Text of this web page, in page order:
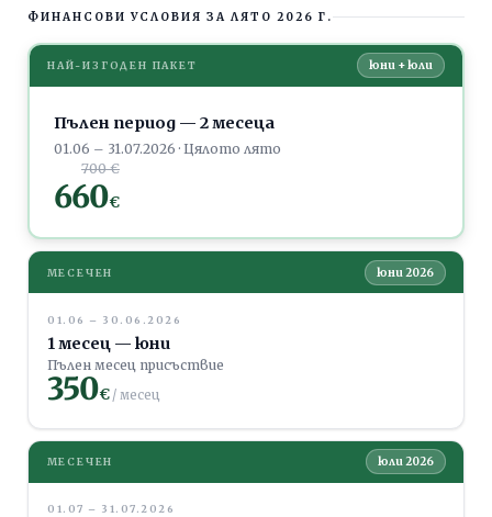
ФИНАНСОВИ УСЛОВИЯ ЗА ЛЯТО 2026 Г.
НАЙ-ИЗГОДЕН ПАКЕТ юни + юли
Пълен период — 2 месеца
01.06 – 31.07.2026 · Цялото лято
700 €
660€
МЕСЕЧЕН юни 2026
01.06 – 30.06.2026
1 месец — юни
Пълен месец присъствие
350€ / месец
МЕСЕЧЕН юли 2026
01.07 – 31.07.2026